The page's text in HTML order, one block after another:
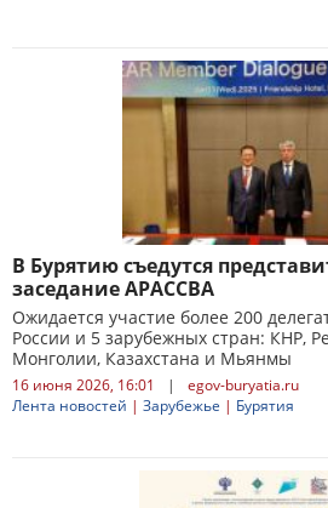
В Бурятию съедутся
заседание АРАССВА
Ожидается участие более 200
России и 5 зарубежных стран: КНР,
Монголии, Казахстана и Мьянмы
16 июня 2026, 16:01 |
egov-buryatia.ru
Лента новостей | Зарубежье | Бурятия